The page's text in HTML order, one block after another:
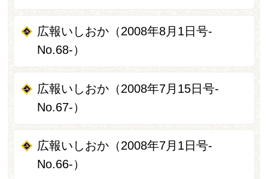
広報いしおか（2008年8月1日号-
No.68-）
広報いしおか（2008年7月15日号-
No.67-）
広報いしおか（2008年7月1日号-
No.66-）